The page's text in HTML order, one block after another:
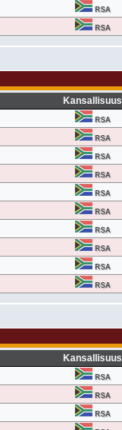
RSA
RSA
Kansallisuus
RSA
RSA
RSA
RSA
RSA
RSA
RSA
RSA
RSA
RSA
Kansallisuus
RSA
RSA
RSA